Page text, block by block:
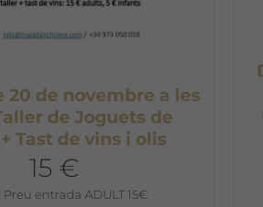
20 de novembre a les
de Joguets de
Tast de vins i olis
15 €
Preu entrada ADULT 15€